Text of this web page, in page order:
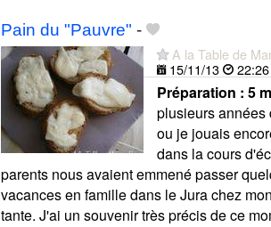
Pain du "Pauvre" -
A la Table de
15/11/13
22:26
Préparation : 5
plusieurs années
ou je jouais
dans la cours
parents nous avaient emmené passer
vacances en famille dans le Jura chez
tante. J'ai un souvenir très précis de ce